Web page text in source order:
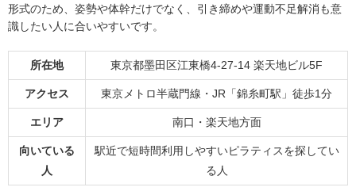
形式のため、姿勢や体幹だけでなく、引き締めや運動不足解消も意
識したい人に合いやすいです。
所在地 東京都墨田区江東橋4-27-14 楽天地ビル5F
アクセス 東京メトロ半蔵門線・JR「錦糸町駅」徒歩1分
エリア 南口・楽天地方面
向いている
人
駅近で短時間利用しやすいピラティスを探してい
る人